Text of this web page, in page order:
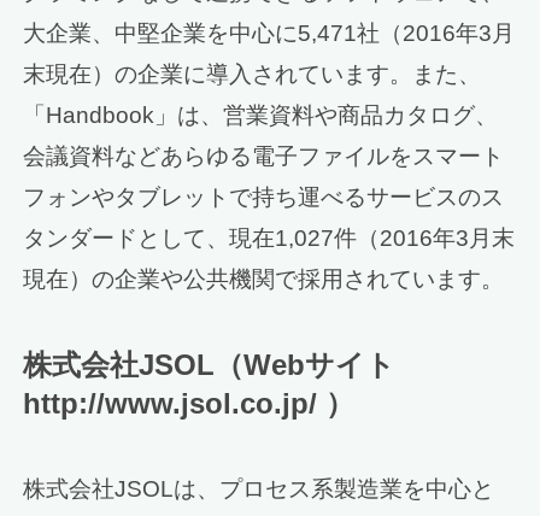
大企業、中堅企業を中心に5,471社（2016年3月
末現在）の企業に導入されています。また、
「Handbook」は、営業資料や商品カタログ、
会議資料などあらゆる電子ファイルをスマート
フォンやタブレットで持ち運べるサービスのス
タンダードとして、現在1,027件（2016年3月末
現在）の企業や公共機関で採用されています。
株式会社JSOL（Webサイト
http://www.jsol.co.jp/ ）
株式会社JSOLは、プロセス系製造業を中心と